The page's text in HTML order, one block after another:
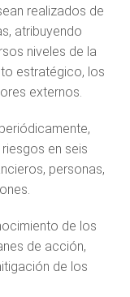
realizados de
atribuyendo
niveles de la
estratégico, los
externos.
en seis
personas,
de los
de acción,
de los